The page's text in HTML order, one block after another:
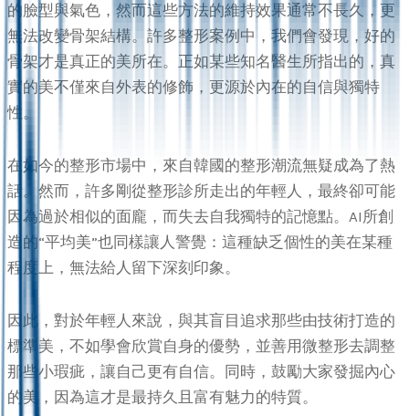
的臉型與氣色，然而這些方法的維持效果通常不長久，更
無法改變骨架結構。許多整形案例中，我們會發現，好的
骨架才是真正的美所在。正如某些知名醫生所指出的，真
實的美不僅來自外表的修飾，更源於內在的自信與獨特
性。
在如今的整形市場中，來自韓國的整形潮流無疑成為了熱
話。然而，許多剛從整形診所走出的年輕人，最終卻可能
因為過於相似的面龐，而失去自我獨特的記憶點。AI所創
造的“平均美”也同樣讓人警覺：這種缺乏個性的美在某種
程度上，無法給人留下深刻印象。
因此，對於年輕人來說，與其盲目追求那些由技術打造的
標準美，不如學會欣賞自身的優勢，並善用微整形去調整
那些小瑕疵，讓自己更有自信。同時，鼓勵大家發掘內心
的美，因為這才是最持久且富有魅力的特質。